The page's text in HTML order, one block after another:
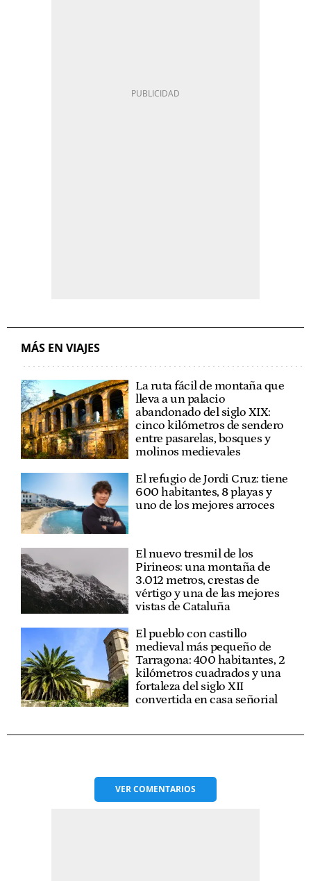
MÁS EN VIAJES
La ruta fácil de montaña que
lleva a un palacio
abandonado del siglo XIX:
cinco kilómetros de sendero
entre pasarelas, bosques y
molinos medievales
El refugio de Jordi Cruz: tiene
600 habitantes, 8 playas y
uno de los mejores arroces
El nuevo tresmil de los
Pirineos: una montaña de
3.012 metros, crestas de
vértigo y una de las mejores
vistas de Cataluña
El pueblo con castillo
medieval más pequeño de
Tarragona: 400 habitantes, 2
kilómetros cuadrados y una
fortaleza del siglo XII
convertida en casa señorial
VERCOMENTARIOS